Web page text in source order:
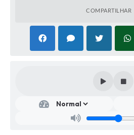
COMPARTILHAR